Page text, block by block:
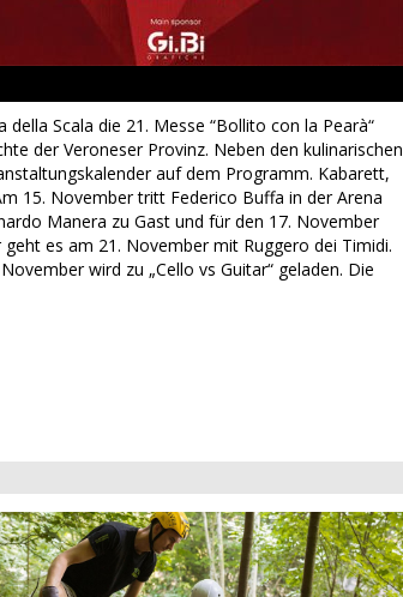
Scala die 21. Messe “Bollito con la Pearà“
der Veroneser Provinz. Neben den kulinarischen
auf dem Programm. Kabarett,
15. November tritt Federico Buffa in der Arena
Manera zu Gast und für den 17. November
es am 21. November mit Ruggero dei Timidi.
wird zu „Cello vs Guitar“ geladen. Die